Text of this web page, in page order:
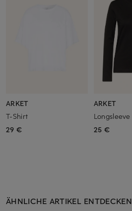
ARKET
T-Shirt
29 €
ARKET
Longsleeve
25 €
ÄHNLICHE ARTIKEL ENTDECKEN